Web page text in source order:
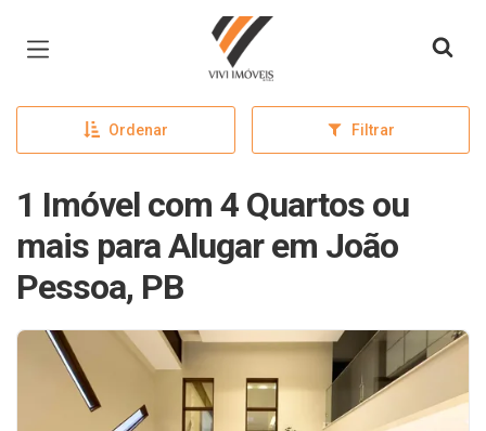
Página inicial
Ordenar Filtrar
1 Imóvel com 4 Quartos ou
mais para Alugar em João
Pessoa, PB